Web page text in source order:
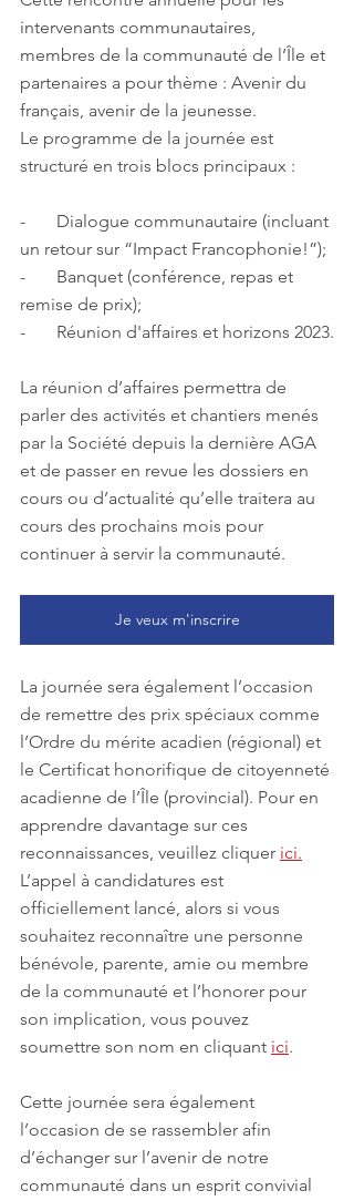
intervenants communautaires,
membres de la communauté de l’Île et
partenaires a pour thème : Avenir du
français, avenir de la jeunesse.
Le programme de la journée est
structuré en trois blocs principaux :
-       Dialogue communautaire (incluant
un retour sur “Impact Francophonie!”);
-       Banquet (conférence, repas et
remise de prix);
-       Réunion d'affaires et horizons 2023.
La réunion d’affaires permettra de
parler des activités et chantiers menés
par la Société depuis la dernière AGA
et de passer en revue les dossiers en
cours ou d’actualité qu’elle traitera au
cours des prochains mois pour
continuer à servir la communauté.
Je veux m'inscrire
La journée sera également l’occasion
de remettre des prix spéciaux comme
l’Ordre du mérite acadien (régional) et
le Certificat honorifique de citoyenneté
acadienne de l’Île (provincial). Pour en
apprendre davantage sur ces
reconnaissances, veuillez cliquer ici.
L’appel à candidatures est
officiellement lancé, alors si vous
souhaitez reconnaître une personne
bénévole, parente, amie ou membre
de la communauté et l’honorer pour
son implication, vous pouvez
soumettre son nom en cliquant ici.
Cette journée sera également
l’occasion de se rassembler afin
d’échanger sur l’avenir de notre
communauté dans un esprit convivial